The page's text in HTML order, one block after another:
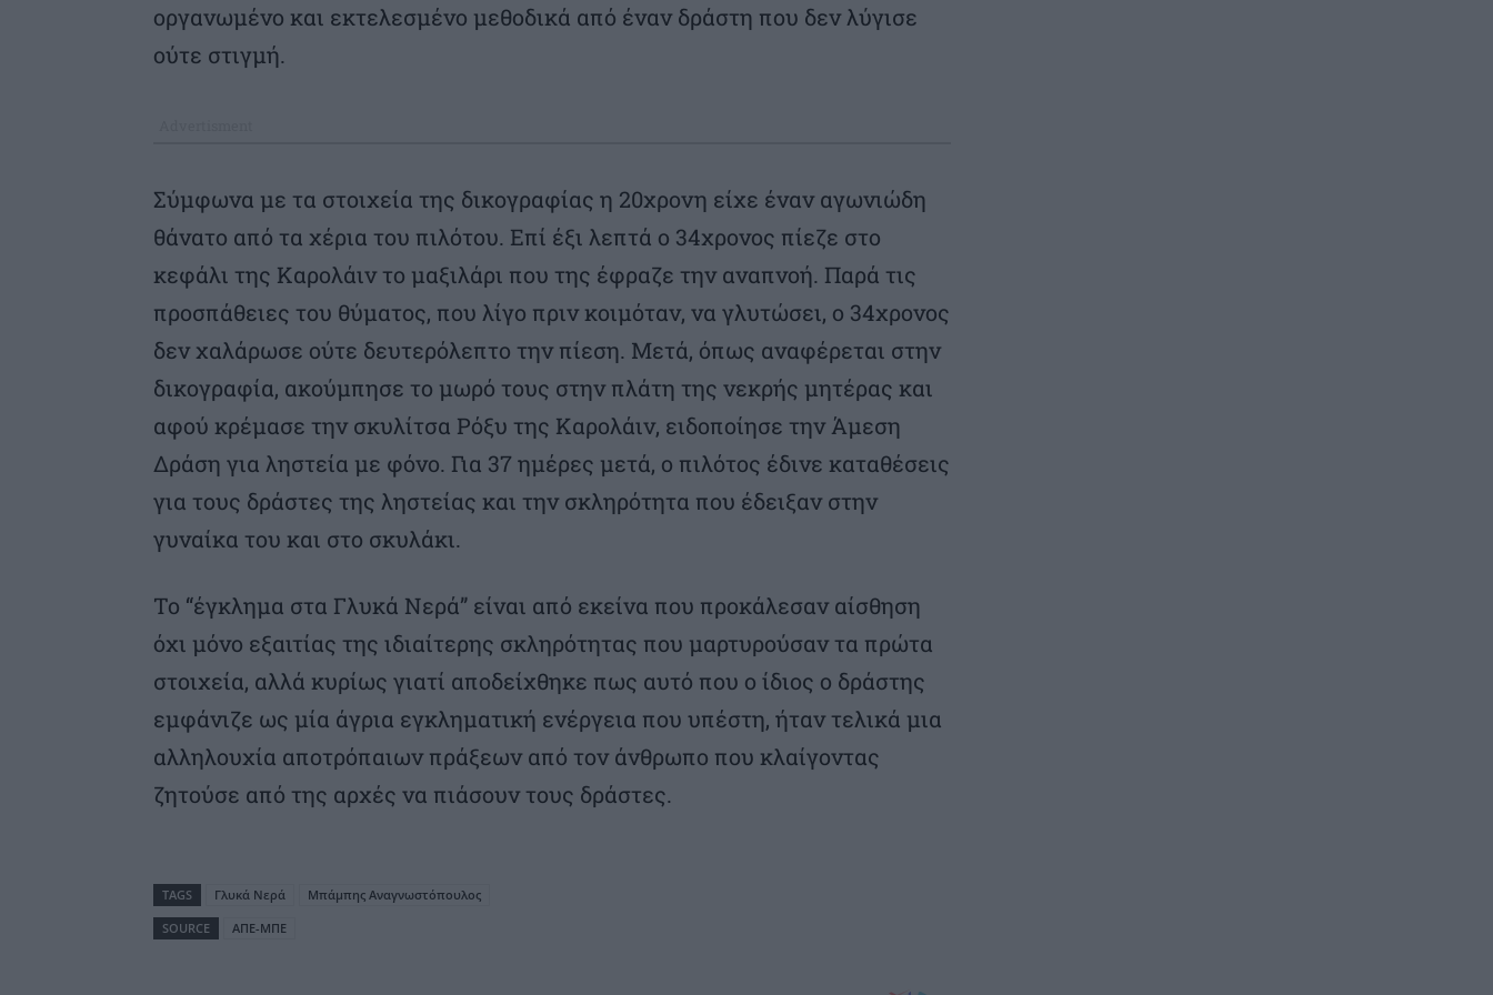
οργανωμένο και εκτελεσμένο μεθοδικά από έναν δράστη που δεν λύγισε
ούτε στιγμή.
Σύμφωνα με τα στοιχεία της δικογραφίας η 20χρονη είχε έναν αγωνιώδη
θάνατο από τα χέρια του πιλότου. Επί έξι λεπτά ο 34χρονος πίεζε στο
κεφάλι της Καρολάιν το μαξιλάρι που της έφραζε την αναπνοή. Παρά τις
προσπάθειες του θύματος, που λίγο πριν κοιμόταν, να γλυτώσει, ο 34χρονος
δεν χαλάρωσε ούτε δευτερόλεπτο την πίεση. Μετά, όπως αναφέρεται στην
δικογραφία, ακούμπησε το μωρό τους στην πλάτη της νεκρής μητέρας και
αφού κρέμασε την σκυλίτσα Ρόξυ της Καρολάιν, ειδοποίησε την Άμεση
Δράση για ληστεία με φόνο. Για 37 ημέρες μετά, ο πιλότος έδινε καταθέσεις
για τους δράστες της ληστείας και την σκληρότητα που έδειξαν στην
γυναίκα του και στο σκυλάκι.
Το “έγκλημα στα Γλυκά Νερά” είναι από εκείνα που προκάλεσαν αίσθηση
όχι μόνο εξαιτίας της ιδιαίτερης σκληρότητας που μαρτυρούσαν τα πρώτα
στοιχεία, αλλά κυρίως γιατί αποδείχθηκε πως αυτό που ο ίδιος ο δράστης
εμφάνιζε ως μία άγρια εγκληματική ενέργεια που υπέστη, ήταν τελικά μια
αλληλουχία αποτρόπαιων πράξεων από τον άνθρωπο που κλαίγοντας
ζητούσε από της αρχές να πιάσουν τους δράστες.
TAGS Γλυκά Νερά
Μπάμπης Αναγνωστόπουλος
SOURCE
ΑΠΕ-ΜΠΕ